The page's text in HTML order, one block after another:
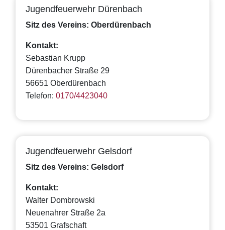
Jugendfeuerwehr Dürenbach
Sitz des Vereins: Oberdürenbach
Kontakt:
Sebastian Krupp
Dürenbacher Straße 29
56651 Oberdürenbach
Telefon: 0170/4423040
Jugendfeuerwehr Gelsdorf
Sitz des Vereins: Gelsdorf
Kontakt:
Walter Dombrowski
Neuenahrer Straße 2a
53501 Grafschaft